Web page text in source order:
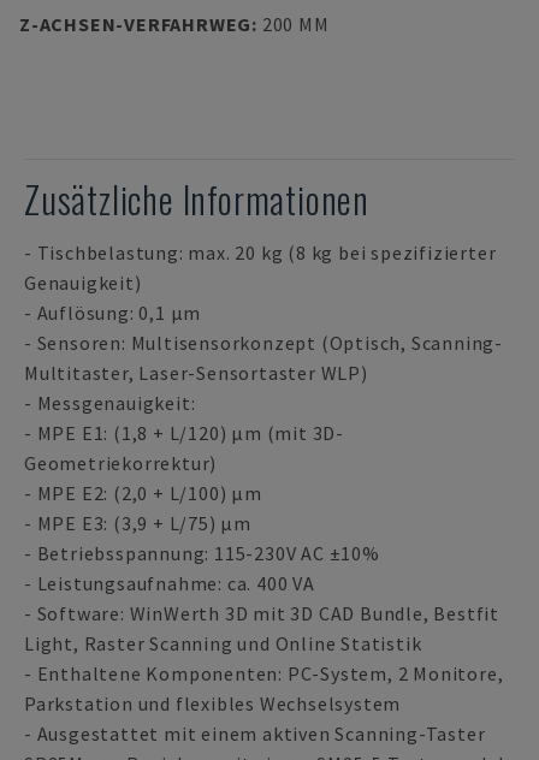
Z-ACHSEN-VERFAHRWEG: 200 MM
Zusätzliche Informationen
- Tischbelastung: max. 20 kg (8 kg bei spezifizierter
Genauigkeit)
- Auflösung: 0,1 µm
- Sensoren: Multisensorkonzept (Optisch, Scanning-
Multitaster, Laser-Sensortaster WLP)
- Messgenauigkeit:
- MPE E1: (1,8 + L/120) µm (mit 3D-
Geometriekorrektur)
- MPE E2: (2,0 + L/100) µm
- MPE E3: (3,9 + L/75) µm
- Betriebsspannung: 115-230V AC ±10%
- Leistungsaufnahme: ca. 400 VA
- Software: WinWerth 3D mit 3D CAD Bundle, Bestfit
Light, Raster Scanning und Online Statistik
- Enthaltene Komponenten: PC-System, 2 Monitore,
Parkstation und flexibles Wechselsystem
- Ausgestattet mit einem aktiven Scanning-Taster